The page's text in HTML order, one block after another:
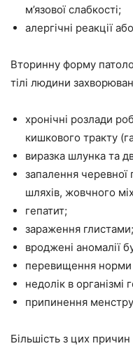
м’язової слабкості;
алергічні реакції
Вторинну форму
тілі людини
хронічні розлади
кишкового тракту
виразка шлунка та
запалення
шляхів, жовчного
гепатит;
зараження глистами;
вроджені аномалії
перевищення норми
недолік в організмі
припинення
Більшість з цих